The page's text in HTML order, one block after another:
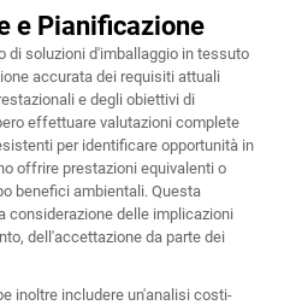
e Pianificazione
di soluzioni d'imballaggio in tessuto
accurata dei requisiti attuali
e degli obiettivi di
effettuare valutazioni complete
per identificare opportunità in
offrire prestazioni equivalenti o
benefici ambientali. Questa
considerazione delle implicazioni
dell'accettazione da parte dei
inoltre includere un'analisi costi-